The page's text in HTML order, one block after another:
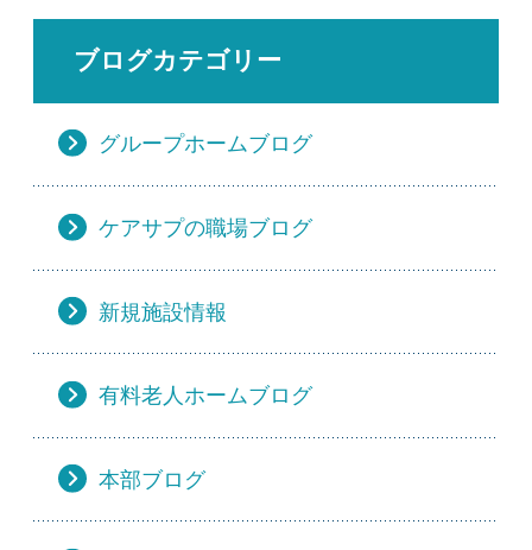
ブログカテゴリー
グループホームブログ
ケアサプの職場ブログ
新規施設情報
有料老人ホームブログ
本部ブログ